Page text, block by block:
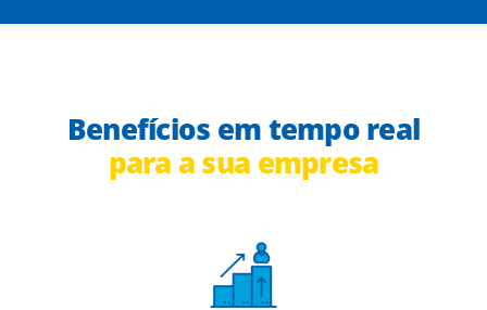
Benefícios em tempo real
para a sua empresa